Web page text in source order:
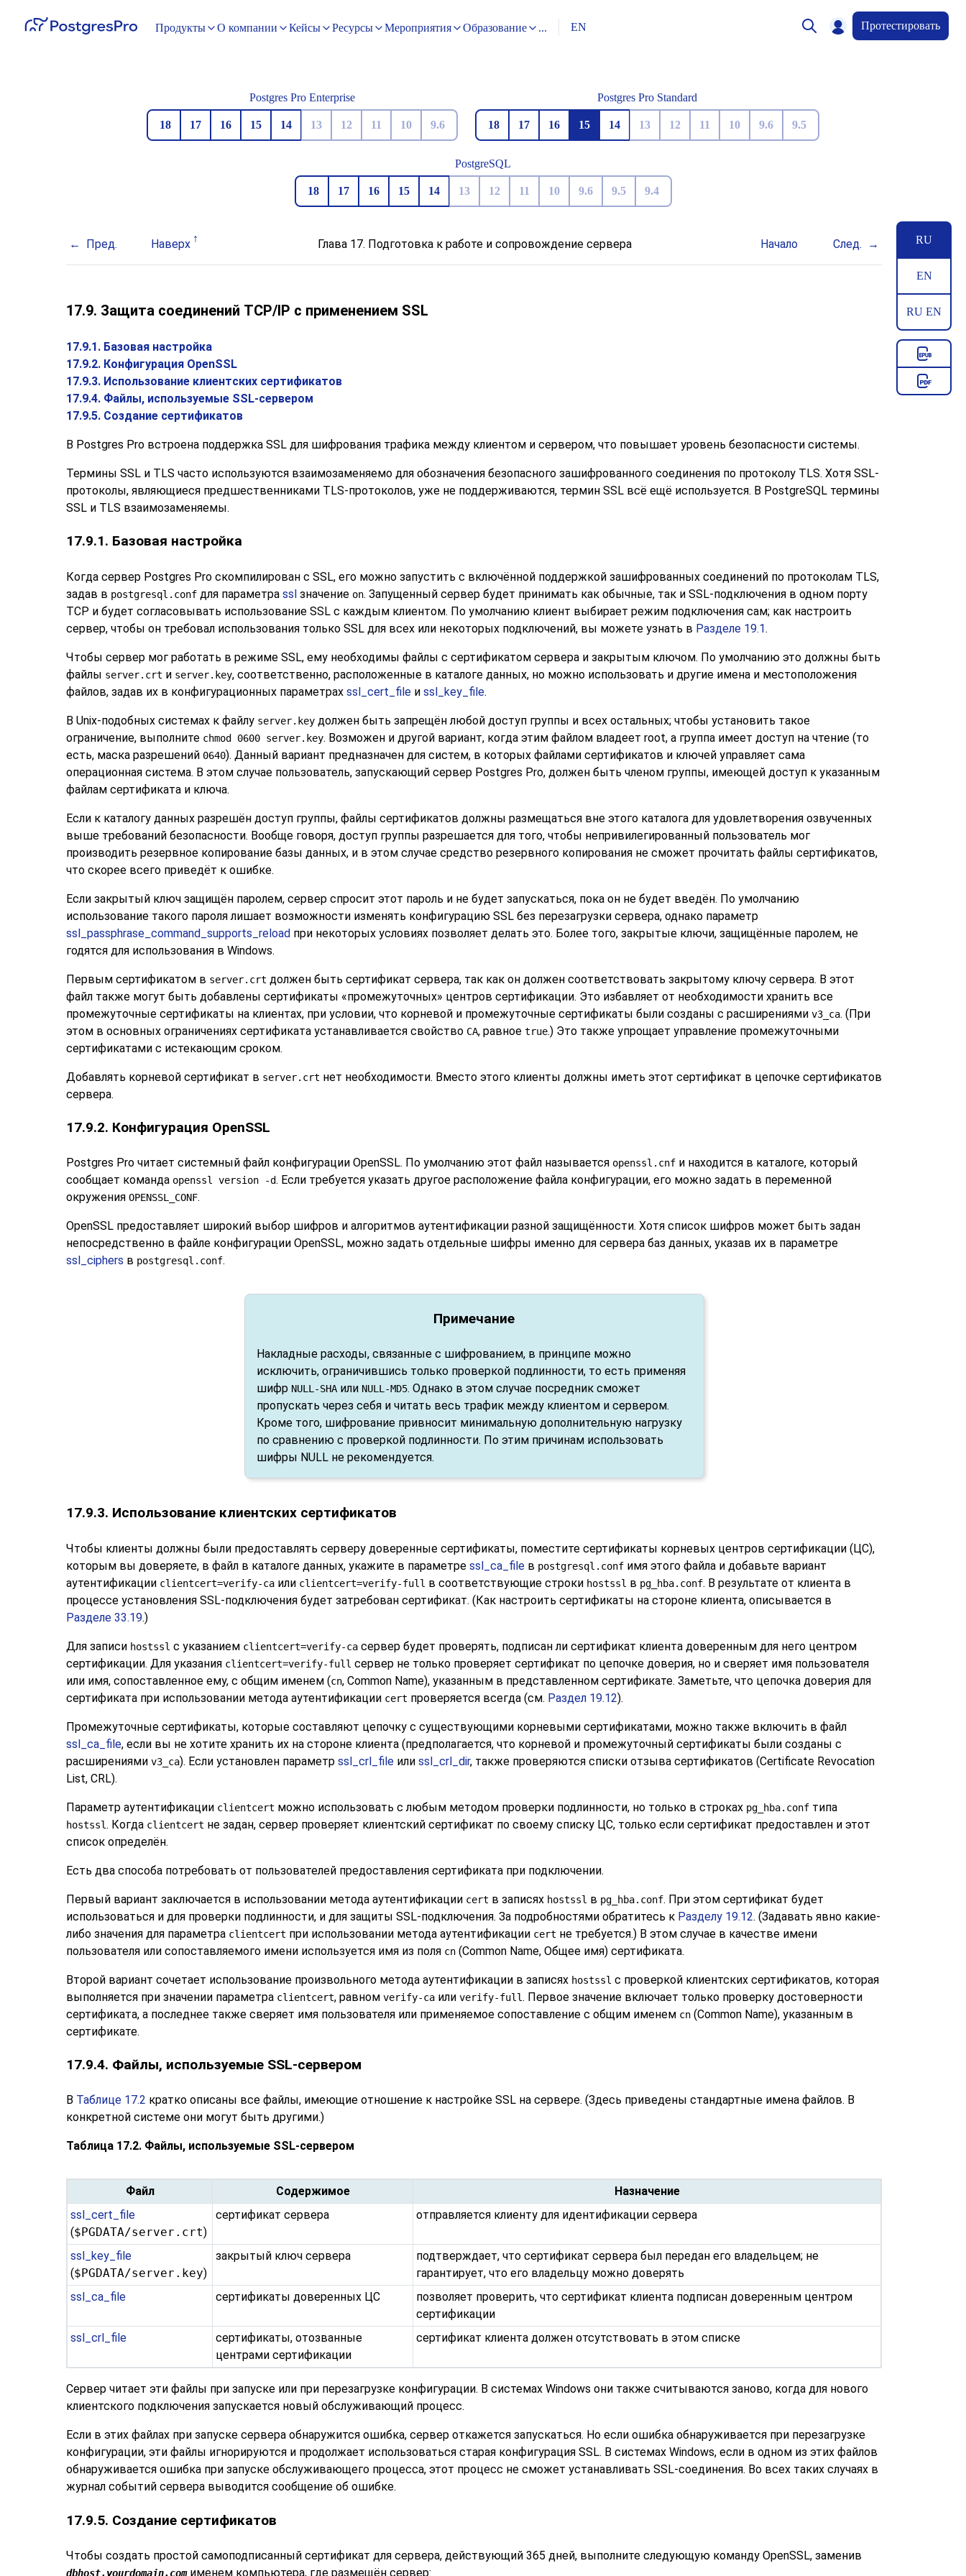
Продукты О компании Кейсы Ресурсы Мероприятия Образование ... EN Протестировать
Postgres Pro Enterprise
18 17 16 15 14 13 12 11 10 9.6
Postgres Pro Standard
18 17 16 15 14 13 12 11 10 9.6 9.5
PostgreSQL
18 17 16 15 14 13 12 11 10 9.6 9.5 9.4
RU
EN
RU EN
Пред. Наверх Глава 17. Подготовка к работе и сопровождение сервера Начало След.
17.9. Защита соединений TCP/IP с применением SSL
17.9.1. Базовая настройка
17.9.2. Конфигурация OpenSSL
17.9.3. Использование клиентских сертификатов
17.9.4. Файлы, используемые SSL-сервером
17.9.5. Создание сертификатов
В Postgres Pro встроена поддержка SSL для шифрования трафика между клиентом и сервером, что повышает уровень безопасности системы.
Термины SSL и TLS часто используются взаимозаменяемо для обозначения безопасного зашифрованного соединения по протоколу TLS. Хотя SSL-
протоколы, являющиеся предшественниками TLS-протоколов, уже не поддерживаются, термин SSL всё ещё используется. В PostgreSQL термины
SSL и TLS взаимозаменяемы.
17.9.1. Базовая настройка
Когда сервер Postgres Pro скомпилирован с SSL, его можно запустить с включённой поддержкой зашифрованных соединений по протоколам TLS,
задав в postgresql.conf для параметра ssl значение on. Запущенный сервер будет принимать как обычные, так и SSL-подключения в одном порту
TCP и будет согласовывать использование SSL с каждым клиентом. По умолчанию клиент выбирает режим подключения сам; как настроить
сервер, чтобы он требовал использования только SSL для всех или некоторых подключений, вы можете узнать в Разделе 19.1.
Чтобы сервер мог работать в режиме SSL, ему необходимы файлы с сертификатом сервера и закрытым ключом. По умолчанию это должны быть
файлы server.crt и server.key, соответственно, расположенные в каталоге данных, но можно использовать и другие имена и местоположения
файлов, задав их в конфигурационных параметрах ssl_cert_file и ssl_key_file.
В Unix-подобных системах к файлу server.key должен быть запрещён любой доступ группы и всех остальных; чтобы установить такое
ограничение, выполните chmod 0600 server.key. Возможен и другой вариант, когда этим файлом владеет root, а группа имеет доступ на чтение (то
есть, маска разрешений 0640). Данный вариант предназначен для систем, в которых файлами сертификатов и ключей управляет сама
операционная система. В этом случае пользователь, запускающий сервер Postgres Pro, должен быть членом группы, имеющей доступ к указанным
файлам сертификата и ключа.
Если к каталогу данных разрешён доступ группы, файлы сертификатов должны размещаться вне этого каталога для удовлетворения озвученных
выше требований безопасности. Вообще говоря, доступ группы разрешается для того, чтобы непривилегированный пользователь мог
производить резервное копирование базы данных, и в этом случае средство резервного копирования не сможет прочитать файлы сертификатов,
что скорее всего приведёт к ошибке.
Если закрытый ключ защищён паролем, сервер спросит этот пароль и не будет запускаться, пока он не будет введён. По умолчанию
использование такого пароля лишает возможности изменять конфигурацию SSL без перезагрузки сервера, однако параметр
ssl_passphrase_command_supports_reload при некоторых условиях позволяет делать это. Более того, закрытые ключи, защищённые паролем, не
годятся для использования в Windows.
Первым сертификатом в server.crt должен быть сертификат сервера, так как он должен соответствовать закрытому ключу сервера. В этот
файл также могут быть добавлены сертификаты «промежуточных» центров сертификации. Это избавляет от необходимости хранить все
промежуточные сертификаты на клиентах, при условии, что корневой и промежуточные сертификаты были созданы с расширениями v3_ca. (При
этом в основных ограничениях сертификата устанавливается свойство CA, равное true.) Это также упрощает управление промежуточными
сертификатами с истекающим сроком.
Добавлять корневой сертификат в server.crt нет необходимости. Вместо этого клиенты должны иметь этот сертификат в цепочке сертификатов
сервера.
17.9.2. Конфигурация OpenSSL
Postgres Pro читает системный файл конфигурации OpenSSL. По умолчанию этот файл называется openssl.cnf и находится в каталоге, который
сообщает команда openssl version -d. Если требуется указать другое расположение файла конфигурации, его можно задать в переменной
окружения OPENSSL_CONF.
OpenSSL предоставляет широкий выбор шифров и алгоритмов аутентификации разной защищённости. Хотя список шифров может быть задан
непосредственно в файле конфигурации OpenSSL, можно задать отдельные шифры именно для сервера баз данных, указав их в параметре
ssl_ciphers в postgresql.conf.
Примечание
Накладные расходы, связанные с шифрованием, в принципе можно
исключить, ограничившись только проверкой подлинности, то есть применяя
шифр NULL-SHAили NULL-MD5. Однако в этом случае посредник сможет
пропускать через себя и читать весь трафик между клиентом и сервером.
Кроме того, шифрование привносит минимальную дополнительную нагрузку
по сравнению с проверкой подлинности. По этим причинам использовать
шифры NULL не рекомендуется.
17.9.3. Использование клиентских сертификатов
Чтобы клиенты должны были предоставлять серверу доверенные сертификаты, поместите сертификаты корневых центров сертификации (ЦС),
которым вы доверяете, в файл в каталоге данных, укажите в параметре ssl_ca_file в postgresql.conf имя этого файла и добавьте вариант
аутентификации clientcert=verify-ca или clientcert=verify-full в соответствующие строки hostssl в pg_hba.conf. В результате от клиента в
процессе установления SSL-подключения будет затребован сертификат. (Как настроить сертификаты на стороне клиента, описывается в
Разделе 33.19.)
Для записи hostssl с указанием clientcert=verify-ca сервер будет проверять, подписан ли сертификат клиента доверенным для него центром
сертификации. Для указания clientcert=verify-full сервер не только проверяет сертификат по цепочке доверия, но и сверяет имя пользователя
или имя, сопоставленное ему, с общим именем (cn, Common Name), указанным в представленном сертификате. Заметьте, что цепочка доверия для
сертификата при использовании метода аутентификации cert проверяется всегда (см. Раздел 19.12).
Промежуточные сертификаты, которые составляют цепочку с существующими корневыми сертификатами, можно также включить в файл
ssl_ca_file, если вы не хотите хранить их на стороне клиента (предполагается, что корневой и промежуточный сертификаты были созданы с
расширениями v3_ca). Если установлен параметр ssl_crl_file или ssl_crl_dir, также проверяются списки отзыва сертификатов (Certificate Revocation
List, CRL).
Параметр аутентификации clientcert можно использовать с любым методом проверки подлинности, но только в строках pg_hba.conf типа
hostssl . Когда clientcert не задан, сервер проверяет клиентский сертификат по своему списку ЦС, только если сертификат предоставлен и этот
список определён.
Есть два способа потребовать от пользователей предоставления сертификата при подключении.
Первый вариант заключается в использовании метода аутентификации cert в записях hostssl в pg_hba.conf. При этом сертификат будет
использоваться и для проверки подлинности, и для защиты SSL-подключения. За подробностями обратитесь к Разделу 19.12. (Задавать явно какие-
либо значения для параметра clientcert при использовании метода аутентификации cert не требуется.) В этом случае в качестве имени
пользователя или сопоставляемого имени используется имя из поля cn (Common Name, Общее имя) сертификата.
Второй вариант сочетает использование произвольного метода аутентификации в записях hostssl с проверкой клиентских сертификатов, которая
выполняется при значении параметра clientcert, равном verify-ca или verify-full . Первое значение включает только проверку достоверности
сертификата, а последнее также сверяет имя пользователя или применяемое сопоставление с общим именем cn (Common Name), указанным в
сертификате.
17.9.4. Файлы, используемые SSL-сервером
В Таблице 17.2 кратко описаны все файлы, имеющие отношение к настройке SSL на сервере. (Здесь приведены стандартные имена файлов. В
конкретной системе они могут быть другими.)
Таблица 17.2. Файлы, используемые SSL-сервером
Файл Содержимое
Назначение
ssl_cert_file
($PGDATA/server.crt)
сертификат сервера отправляется клиенту для идентификации сервера
ssl_key_file
($PGDATA/server.key)
закрытый ключ сервера
подтверждает, что сертификат сервера был передан его владельцем; не
гарантирует, что его владельцу можно доверять
ssl_ca_file
сертификаты доверенных ЦС
позволяет проверить, что сертификат клиента подписан доверенным центром
сертификации
ssl_crl_file
сертификаты, отозванные
центрами сертификации
сертификат клиента должен отсутствовать в этом списке
Сервер читает эти файлы при запуске или при перезагрузке конфигурации. В системах Windows они также считываются заново, когда для нового
клиентского подключения запускается новый обслуживающий процесс.
Если в этих файлах при запуске сервера обнаружится ошибка, сервер откажется запускаться. Но если ошибка обнаруживается при перезагрузке
конфигурации, эти файлы игнорируются и продолжает использоваться старая конфигурация SSL. В системах Windows, если в одном из этих файлов
обнаруживается ошибка при запуске обслуживающего процесса, этот процесс не сможет устанавливать SSL-соединения. Во всех таких случаях в
журнал событий сервера выводится сообщение об ошибке.
17.9.5. Создание сертификатов
Чтобы создать простой самоподписанный сертификат для сервера, действующий 365 дней, выполните следующую команду OpenSSL, заменив
dbhost.yourdomain.comименем компьютера, где размещён сервер: